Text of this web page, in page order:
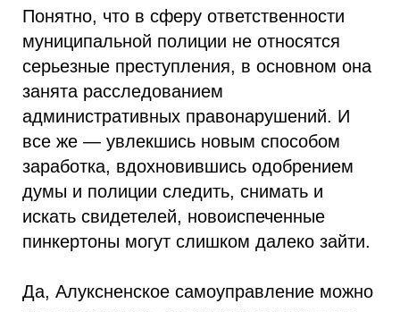
Понятно, что в сферу ответственности
муниципальной полиции не относятся
серьезные преступления, в основном она
занята расследованием
административных правонарушений. И
все же — увлекшись новым способом
заработка, вдохновившись одобрением
думы и полиции следить, снимать и
искать свидетелей, новоиспеченные
пинкертоны могут слишком далеко зайти.
Да, Алуксненское самоуправление можно